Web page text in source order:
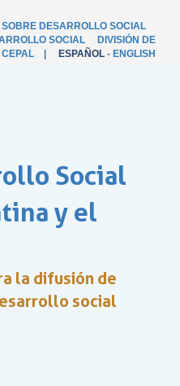
DESARROLLO SOCIAL
SOCIAL
DIVISIÓN DE
CEPAL ESPAÑOL - ENGLISH
Social
y el
la difusión de
social